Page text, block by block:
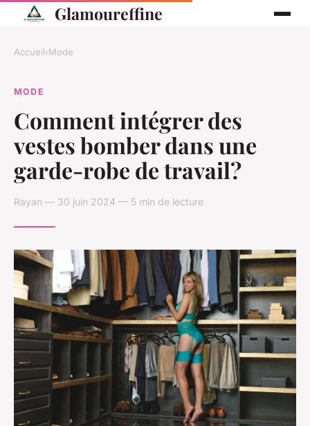
Glamoureffine
Accueil›Mode
MODE
Comment intégrer des
vestes bomber dans une
garde-robe de travail?
Rayan — 30 juin 2024 — 5 min de lecture